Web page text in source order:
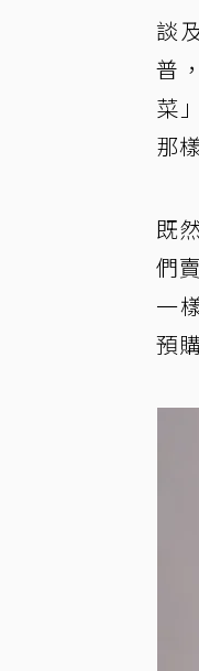
談
普
菜
那
既
們
一
預